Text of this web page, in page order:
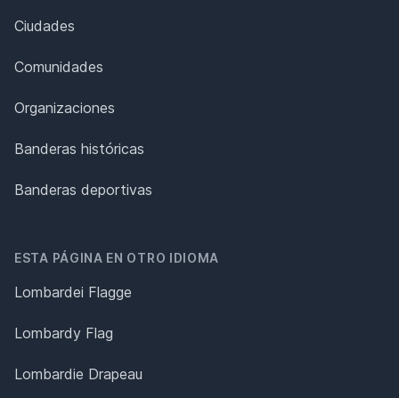
Ciudades
Comunidades
Organizaciones
Banderas históricas
Banderas deportivas
ESTA PÁGINA EN OTRO IDIOMA
Lombardei Flagge
Lombardy Flag
Lombardie Drapeau